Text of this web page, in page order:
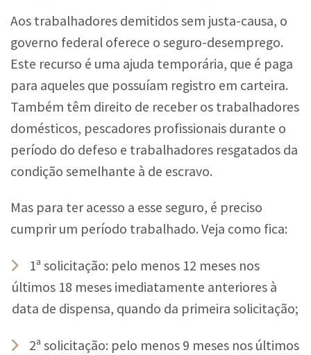
Aos trabalhadores demitidos sem justa-causa, o
governo federal oferece o seguro-desemprego.
Este recurso é uma ajuda temporária, que é paga
para aqueles que possuíam registro em carteira.
Também têm direito de receber os trabalhadores
domésticos, pescadores profissionais durante o
período do defeso e trabalhadores resgatados da
condição semelhante à de escravo.
Mas para ter acesso a esse seguro, é preciso
cumprir um período trabalhado. Veja como fica:
1ª solicitação: pelo menos 12 meses nos
últimos 18 meses imediatamente anteriores à
data de dispensa, quando da primeira solicitação;
2ª solicitação: pelo menos 9 meses nos últimos